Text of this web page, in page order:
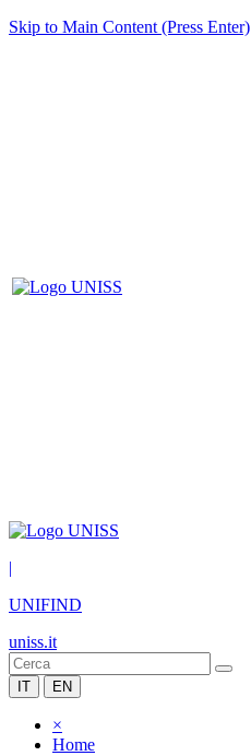
Skip to Main Content (Press Enter)
|
UNIFIND
uniss.it
IT EN
×
Home